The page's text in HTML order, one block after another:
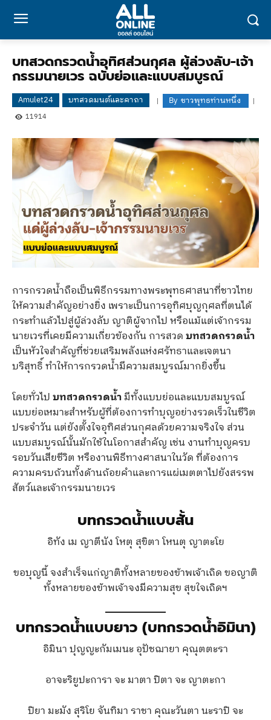
บทสวดกรวดน้ำอุทิศส่วนกุศล ผู้ล่วงลับ-เจ้า
กรรมนายเวร ฉบับย่อและแบบสมบูรณ์
Amulet24 บทสวดมนต์และคาถา By ชาวพุทธท่านหนึ่ง
11914
การกรวดน้ำถือเป็นพิธีกรรมทางพระพุทธศาสนาที่ชาวไทย
ให้ความสำคัญอย่างยิ่ง เพราะเป็นการอุทิศบุญกุศลที่ตนได้
กระทำแล้วไปสู่ผู้ล่วงลับ ญาติผู้จากไป หรือแม้แต่เจ้ากรรม
นายเวรที่เคยมีความเกี่ยวข้องกัน การสวดบทสวดกรวดน้ำ
เป็นหัวใจสำคัญที่ช่วยเสริมพลังแห่งศรัทธาและเจตนา
บริสุทธิ์ ทำให้การกรวดน้ำมีความสมบูรณ์มากยิ่งขึ้น
โดยทั่วไปบทสวดกรวดน้ำมีทั้งแบบย่อและแบบสมบูรณ์
แบบย่อเหมาะสำหรับผู้ที่ต้องการทำบุญอย่างรวดเร็วในชีวิต
ประจำวัน แต่ยังตั้งใจอุทิศส่วนกุศลด้วยความจริงใจ ส่วน
แบบสมบูรณ์นั้นมักใช้ในโอกาสสำคัญ เช่น งานทำบุญครบ
รอบวันเสียชีวิต หรืองานพิธีทางศาสนาในวัด ที่ต้องการ
ความครบถ้วนทั้งด้านถ้อยคำและการแผ่เมตตาไปยังสรรพ
สัตว์และเจ้ากรรมนายเวร
บทกรวดน้ำแบบสั้น
อิทัง เม ญาตีนัง โหตุ สุขิตา โหนตุ ญาตะโย
ขอบุญนี้ จงสำเร็จแก่ญาติทั้งหลายของข้าพเจ้าเถิด ขอญาติ
ทั้งหลายของข้าพเจ้าจงมีความสุข สุขใจเถิดฯ
บทกรวดน้ำแบบยาว (บทกรวดน้ำอิมินา)
อิมินา ปุญญะกัมเมนะ อุปัชฌายา คุณุตตะรา
อาจะริยูปะการา จะ มาตา ปิตา จะ ญาตะกา
ปิยา มะมัง สุริโย จันทิมา ราชา คุณะวันตา นะราปิ จะ